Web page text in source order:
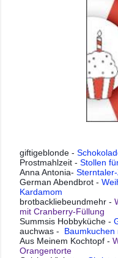
giftigeblonde -
Prostmahlzeit - Stollen
Anna Antonia-
German Abendbrot -
Kardamom
brotbackliebeundmehr -
mit Cranberry-Füllung
Summsis Hobbyküche -
auchwas -
Aus Meinem Kochtopf -
Orangentorte